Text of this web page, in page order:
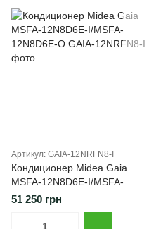
Артикул: GAIA-12NRFN8-I
Кондиционер Midea Gaia
MSFA-12N8D6E-I/MSFA-
12N8D6E-O
51 250 грн